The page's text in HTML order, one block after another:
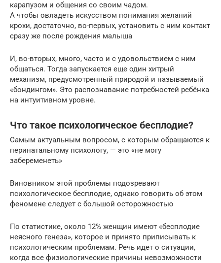
карапузом и общения со своим чадом.
А чтобы овладеть искусством понимания желаний
крохи, достаточно, во-первых, установить с ним контакт
сразу же после рождения малыша
И, во-вторых, много, часто и с удовольствием с ним
общаться. Тогда запускается еще один хитрый
механизм, предусмотренный природой и называемый
«бондингом». Это распознавание потребностей ребёнка
на интуитивном уровне.
Что такое психологическое бесплодие?
Самым актуальным вопросом, с которым обращаются к
перинатальному психологу, — это «не могу
забеременеть»
Виновником этой проблемы подозревают
психологическое бесплодие, однако говорить об этом
феномене следует с большой осторожностью
По статистике, около 12% женщин имеют «бесплодие
неясного генеза», которое и принято приписывать к
психологическим проблемам. Речь идет о ситуации,
когда все физиологические причины невозможности